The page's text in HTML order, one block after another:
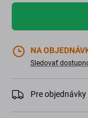
NA
Sledovať
Pre